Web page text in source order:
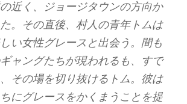
近く、ジョージタウンの方向か
。その直後、村人の青年トムは
い女性グレースと出会う。間も
ャングたちが現われるも、すで
その場を切り抜けるトム。彼は
にグレースをかくまうことを提